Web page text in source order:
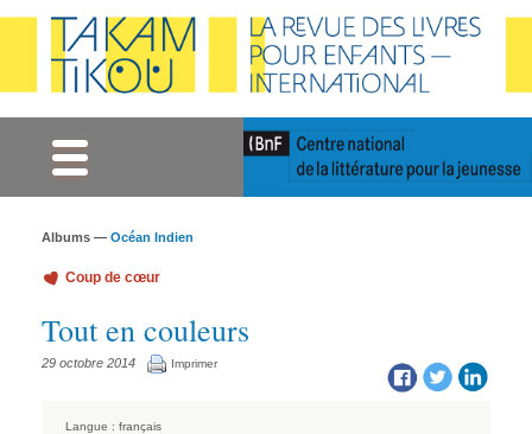
Albums — Océan Indien
Coup de cœur
Tout en couleurs
29 octobre 2014 Imprimer
Langue : français